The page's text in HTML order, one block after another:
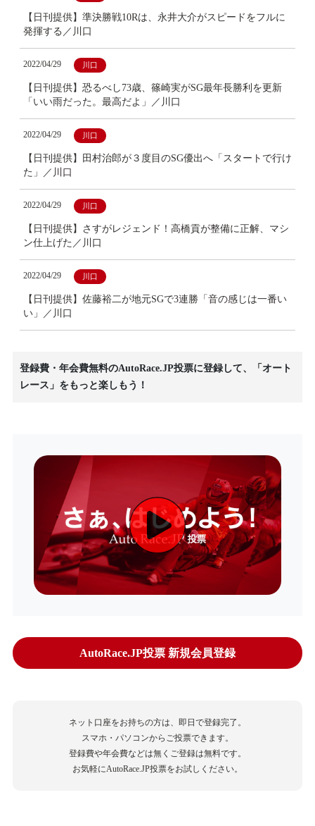
【日刊提供】準決勝戦10Rは、永井大介がスピードをフルに
発揮する／川口
2022/04/29 川口
【日刊提供】恐るべし73歳、篠崎実がSG最年長勝利を更新
「いい雨だった。最高だよ」／川口
2022/04/29 川口
【日刊提供】田村治郎が３度目のSG優出へ「スタートで行け
た」／川口
2022/04/29 川口
【日刊提供】さすがレジェンド！高橋貢が整備に正解、マシ
ン仕上げた／川口
2022/04/29 川口
【日刊提供】佐藤裕二が地元SGで3連勝「音の感じは一番い
い」／川口
登録費・年会費無料のAutoRace.JP投票に登録して、「オート
レース」をもっと楽しもう！
AutoRace.JP投票 新規会員登録
ネット口座をお持ちの方は、即日で登録完了。
スマホ・パソコンからご投票できます。
登録費や年会費などは無くご登録は無料です。
お気軽にAutoRace.JP投票をお試しください。